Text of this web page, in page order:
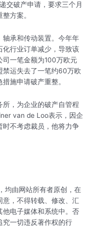
交破产申请，要求三个月
方案。
承和传动装置。今年年
行业订单减少，导致该
司一笔金额为100万欧元
禁运失去了一笔约60万欧
施申请破产重整。
，为企业的破产自管程
van de Loo表示，因企
时不考虑裁员，他将力争
均由网站所有者原创，在
，不得转载、修改、汇
电子媒体和系统中。否
究一切违反著作权的行